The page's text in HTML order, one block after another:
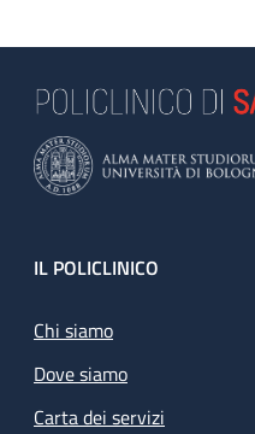
Footer
IL POLICLINICO
Chi siamo
Dove siamo
Carta dei servizi